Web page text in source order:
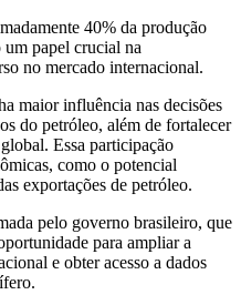
40% da produção
um papel crucial na
no mercado internacional.
maior influência nas decisões
do petróleo, além de fortalecer
Essa participação
como o potencial
exportações de petróleo.
pelo governo brasileiro, que
para ampliar a
e obter acesso a dados